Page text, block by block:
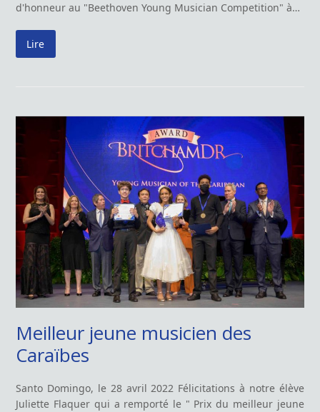
d'honneur au "Beethoven Young Musician Competition" à…
Lire
Meilleur jeune musicien des
Caraïbes
Santo Domingo, le 28 avril 2022 Félicitations à notre élève
Juliette Flaquer qui a remporté le " Prix du meilleur jeune